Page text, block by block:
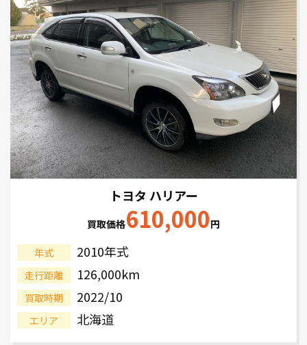
トヨタ ハリアー
買取価格610,000円
年式 2010年式
走行距離 126,000km
買取時期 2022/10
エリア 北海道